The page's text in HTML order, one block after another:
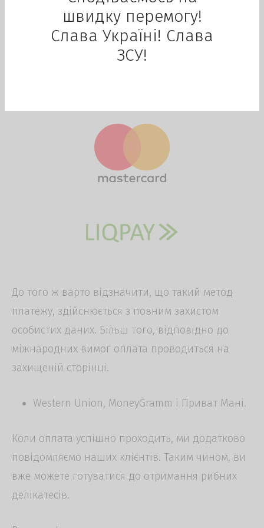
швидку перемогу!
Слава Україні! Слава
ЗСУ!
платіжний сервіс LiqPay.
До того ж варто відзначити, що такий метод
платежу, здійснюється з повним захистом
особистих даних. Більш того, відповідно до
міжнародних вимог оплата проводиться на
захищеній сторінці.
Western Union, MoneyGramm і Приват Мані.
Коли оплата успішно проходить, ми додатково
повідомляємо наших клієнтів. Таким чином, ви
вже можете готуватися до отримання рибних
делікатесів.